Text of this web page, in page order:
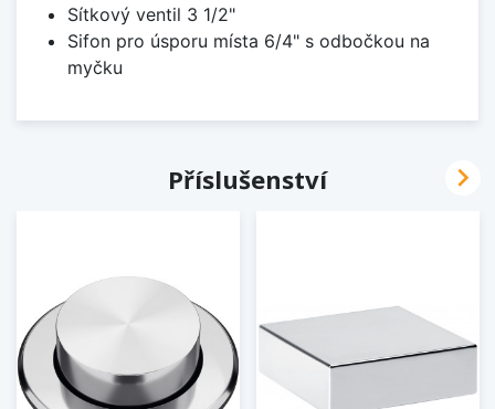
Sítkový ventil 3 1/2"
Sifon pro úsporu místa 6/4" s odbočkou na
myčku
Příslušenství 